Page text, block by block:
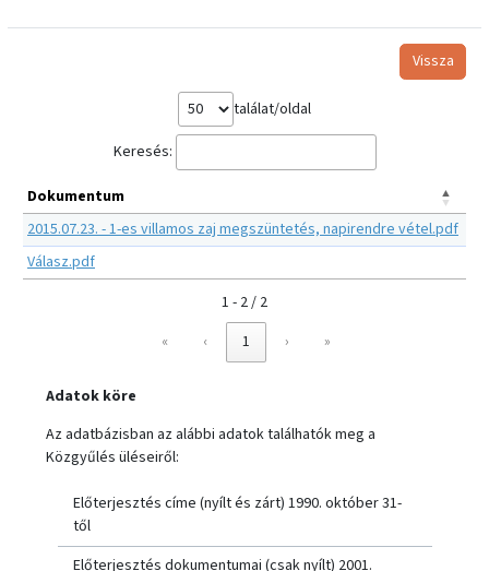
Vissza
találat/oldal
Keresés:
Dokumentum
2015.07.23. - 1-es villamos zaj megszüntetés, napirendre vétel.pdf
Válasz.pdf
1 - 2 / 2
«
‹ 1 › »
Adatok köre
Az adatbázisban az alábbi adatok találhatók meg a
Közgyűlés üléseiről:
Előterjesztés címe (nyílt és zárt) 1990. október 31-
től
Előterjesztés dokumentumai (csak nyílt) 2001.